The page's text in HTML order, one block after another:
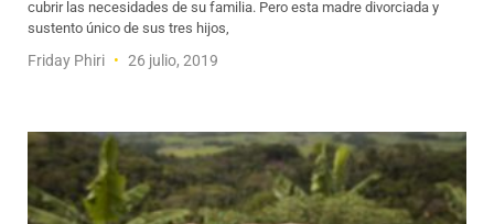
cubrir las necesidades de su familia. Pero esta madre divorciada y
sustento único de sus tres hijos,
Friday Phiri 26 julio, 2019